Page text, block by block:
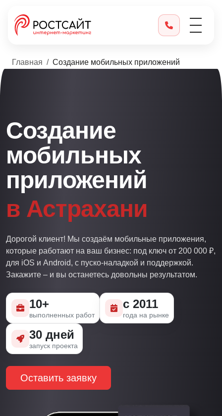
Главная Создание мобильных приложений
Создание
мобильных
приложений
в Астрахани
Дорогой клиент! Мы создаём мобильные приложения,
которые работают на ваш бизнес: под ключ от 200 000 ₽,
для iOS и Android, с пуско-наладкой и поддержкой.
Закажите – и вы останетесь довольны результатом.
10+
выполненных работ
с 2011
года на рынке
30 дней
запуск проекта
Оставить заявку